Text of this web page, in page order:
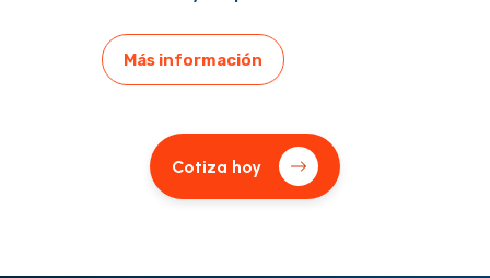
Más información
Cotiza hoy